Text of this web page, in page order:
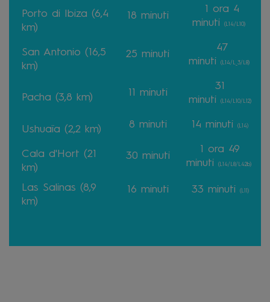
Porto di Ibiza (6,4
km)
18 minuti
1 ora 4
minuti
(L14/L10)
San Antonio (16,5
km)
25 minuti
47
minuti
(L14/L_3/L8)
Pacha (3,8 km) 11 minuti
31
minuti
(L14/L10/L12)
Ushuaïa (2,2 km) 8 minuti 14 minuti (L14)
Cala d'Hort (21
km)
30 minuti
1 ora 49
minuti
(L14/L8/L42b)
Las Salinas (8,9
km)
16 minuti 33 minuti (L11)